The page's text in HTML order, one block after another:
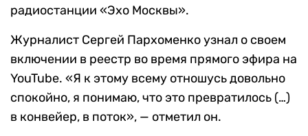
радиостанции «Эхо Москвы».
Журналист Сергей Пархоменко узнал о своем
включении в реестр во время прямого эфира на
YouTube. «Я к этому всему отношусь довольно
спокойно, я понимаю, что это превратилось (…)
в конвейер, в поток», — отметил он.